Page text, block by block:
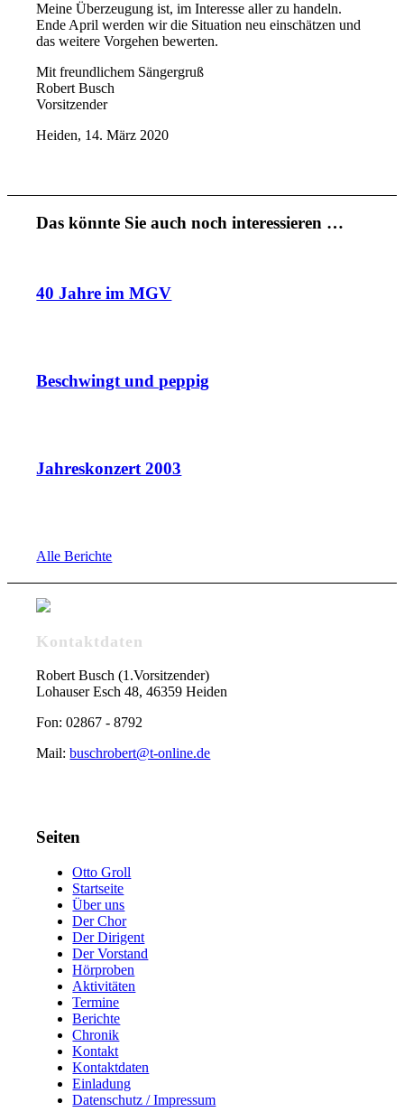
Meine Überzeugung ist, im Interesse aller zu handeln.
Ende April werden wir die Situation neu einschätzen und
das weitere Vorgehen bewerten.
Mit freundlichem Sängergruß
Robert Busch
Vorsitzender
Heiden, 14. März 2020
Das könnte Sie auch noch interessieren …
40 Jahre im MGV
Beschwingt und peppig
Jahreskonzert 2003
Alle Berichte
Kontaktdaten
Robert Busch (1.Vorsitzender)
Lohauser Esch 48, 46359 Heiden
Fon: 02867 - 8792
Mail:buschrobert@t-online.de
Seiten
Otto Groll
Startseite
Über uns
Der Chor
Der Dirigent
Der Vorstand
Hörproben
Aktivitäten
Termine
Berichte
Chronik
Kontakt
Kontaktdaten
Einladung
Datenschutz / Impressum